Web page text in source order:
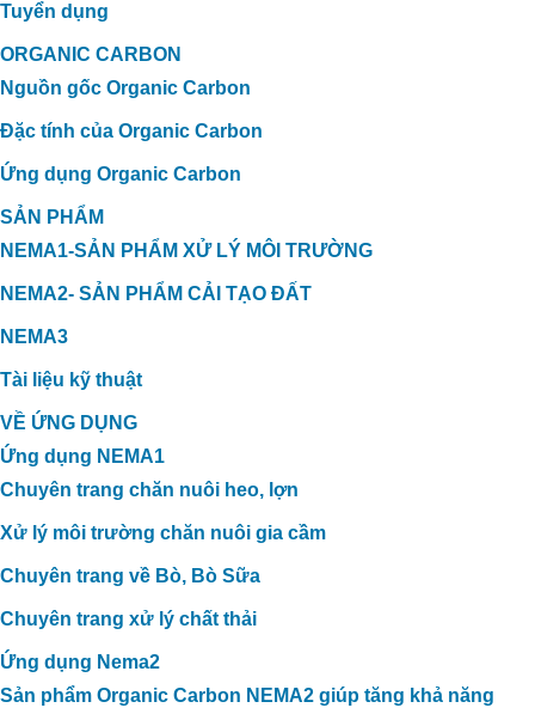
Tuyển dụng
ORGANIC CARBON
Nguồn gốc Organic Carbon
Đặc tính của Organic Carbon
Ứng dụng Organic Carbon
SẢN PHẨM
NEMA1-SẢN PHẨM XỬ LÝ MÔI TRƯỜNG
NEMA2- SẢN PHẨM CẢI TẠO ĐẤT
NEMA3
Tài liệu kỹ thuật
VỀ ỨNG DỤNG
Ứng dụng NEMA1
Chuyên trang chăn nuôi heo, lợn
Xử lý môi trường chăn nuôi gia cầm
Chuyên trang về Bò, Bò Sữa
Chuyên trang xử lý chất thải
Ứng dụng Nema2
Sản phẩm Organic Carbon NEMA2 giúp tăng khả năng